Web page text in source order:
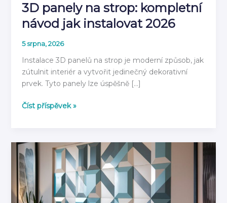
3D panely na strop: kompletní
návod jak instalovat 2026
5 srpna, 2026
Instalace 3D panelů na strop je moderní způsob, jak
zútulnit interiér a vytvořit jedinečný dekorativní
prvek. Tyto panely lze úspěšně […]
3D
strop:
kompletní
návod
jak
instalovat
2026
Číst příspěvek »